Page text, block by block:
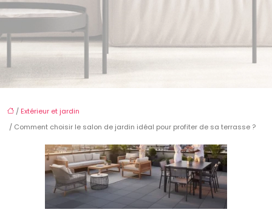
/ Extérieur et jardin
/ Comment choisir le salon de jardin idéal pour profiter de sa terrasse ?